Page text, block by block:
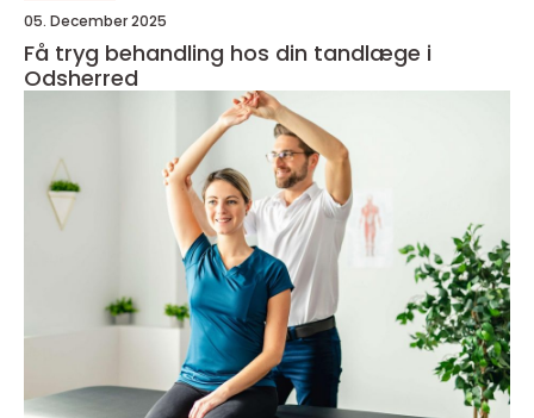
05. December 2025
Få tryg behandling hos din tandlæge i
Odsherred